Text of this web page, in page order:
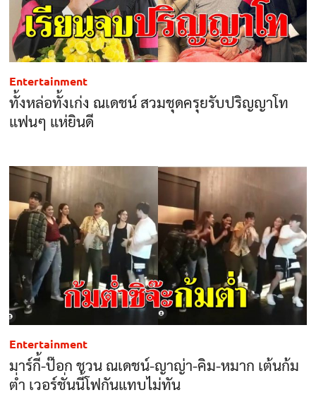
Entertainment
ทั้งหล่อทั้งเก่ง ณเดชน์ สวมชุดครุยรับปริญญาโท
แฟนๆ แห่ยินดี
Entertainment
มาร์กี้-ป๊อก ชวน ณเดชน์-ญาญ่า-คิม-หมาก เต้นก้ม
ต่ำ เวอร์ชั่นนี้โฟกันแทบไม่ทัน